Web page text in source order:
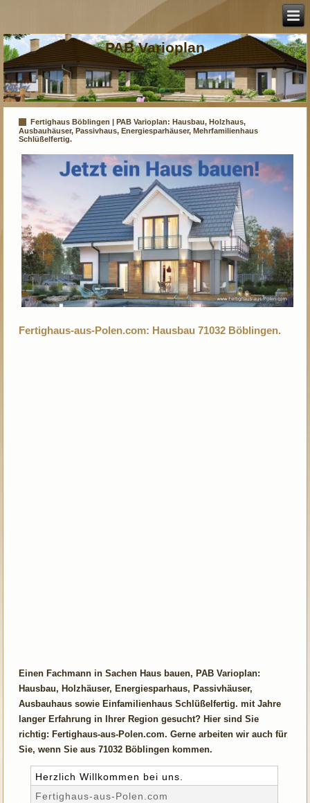
PAB Varioplan
Fertighaus Böblingen | PAB Varioplan: Hausbau, Holzhaus,
Ausbauhäuser, Passivhaus, Energiesparhäuser, Mehrfamilienhaus
Schlüßelfertig.
Fertighaus-aus-Polen.com: Hausbau 71032 Böblingen.
Einen Fachmann in Sachen Haus bauen, PAB Varioplan:
Hausbau, Holzhäuser, Energiesparhaus, Passivhäuser,
Ausbauhaus sowie Einfamilienhaus Schlüßelfertig. mit Jahre
langer Erfahrung in Ihrer Region gesucht? Hier sind Sie
richtig: Fertighaus-aus-Polen.com. Gerne arbeiten wir auch für
Sie, wenn Sie aus 71032 Böblingen kommen.
Herzlich Willkommen bei uns.
Fertighaus-aus-Polen.com